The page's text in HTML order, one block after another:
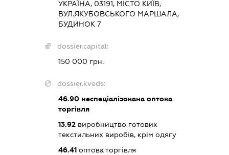
УКРАЇНА, 03191, МІСТО КИЇВ,
ВУЛ.ЯКУБОВСЬКОГО МАРШАЛА,
БУДИНОК 7
dossier.capital:
150 000 грн.
dossier.kveds:
46.90неспеціалізована оптова
торгівля
13.92виробництво готових
текстильних виробів, крім одягу
46.41оптова торгівля